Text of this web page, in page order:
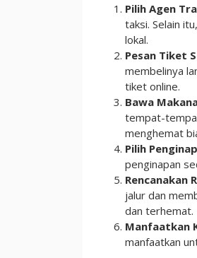
Pilih Agen
taksi. Selain
lokal.
Pesan Tiket
membelinya
tiket online.
Bawa
tempat-
menghemat
Pilih
penginapan
Rencanakan
jalur dan
dan terhemat.
Manfaatkan
manfaatkan